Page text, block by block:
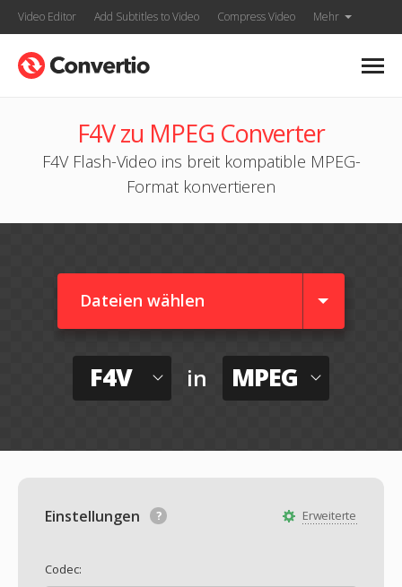
Video Editor Add Subtitles to Video Compress Video Mehr
F4V zu MPEG Converter
F4V Flash-Video ins breit kompatible MPEG-
Format konvertieren
Dateien wählen
F4V in MPEG
Erweiterte
Einstellungen
Codec: